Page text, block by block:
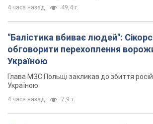
4 часа назад 49,4 т.
"Балістика вбиває людей":
обговорити перехоплення
Україною
Глава МЗС Польщі закликав до збиття
Україною
4 часа назад 7,9 т.